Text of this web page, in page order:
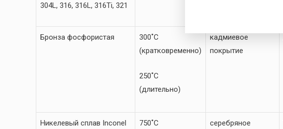
304L, 316, 316L, 316Ti, 321
Бронза фосфористая
300˚C
(кратковременно)
250˚C
(длительно)
кадмиевое
покрытие
Никелевый сплав Inconel
750˚C
серебряное